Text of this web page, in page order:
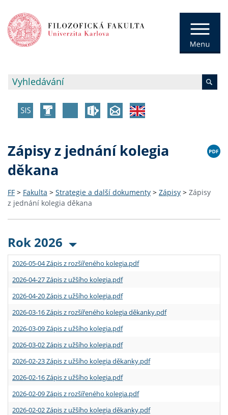
Zápisy z jednání kolegia
děkana
FF > Fakulta > Strategie a další dokumenty > Zápisy > Zápisy
z jednání kolegia děkana
Rok 2026
2026-05-04 Zápis z rozšířeného kolegia.pdf
2026-04-27 Zápis z užšího kolegia.pdf
2026-04-20 Zápis z užšího kolegia.pdf
2026-03-16 Zápis z rozšířeného kolegia děkanky.pdf
2026-03-09 Zápis z užšího kolegia.pdf
2026-03-02 Zápis z užšího kolegia.pdf
2026-02-23 Zápis z užšího kolegia děkanky.pdf
2026-02-16 Zápis z užšího kolegia.pdf
2026-02-09 Zápis z rozšířeného kolegia.pdf
2026-02-02 Zápis z užšího kolegia děkanky.pdf